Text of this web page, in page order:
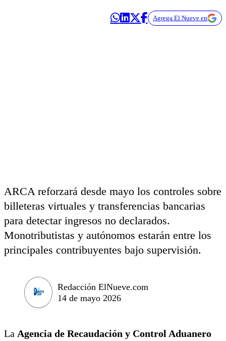
Agrega El Nueve en
ARCA reforzará desde mayo los controles sobre
billeteras virtuales y transferencias bancarias
para detectar ingresos no declarados.
Monotributistas y autónomos estarán entre los
principales contribuyentes bajo supervisión.
Redacción ElNueve.com
14 de mayo 2026
La Agencia de Recaudación y Control Aduanero